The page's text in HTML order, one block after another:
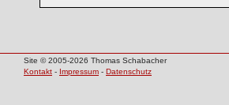
Site © 2005-2026 Thomas Schabacher
Kontakt - Impressum - Datenschutz